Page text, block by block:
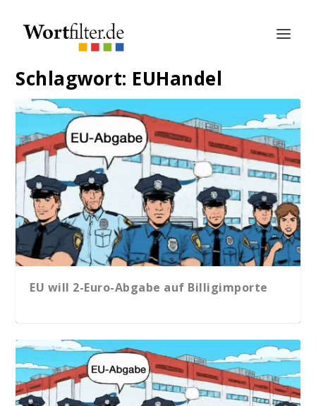
Schlagwort: EUHandel
EU will 2-Euro-Abgabe auf Billigimporte